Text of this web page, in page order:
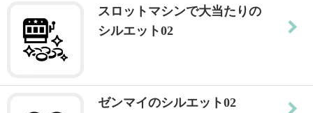
スロットマシンで大当たりの
シルエット02
ゼンマイのシルエット02